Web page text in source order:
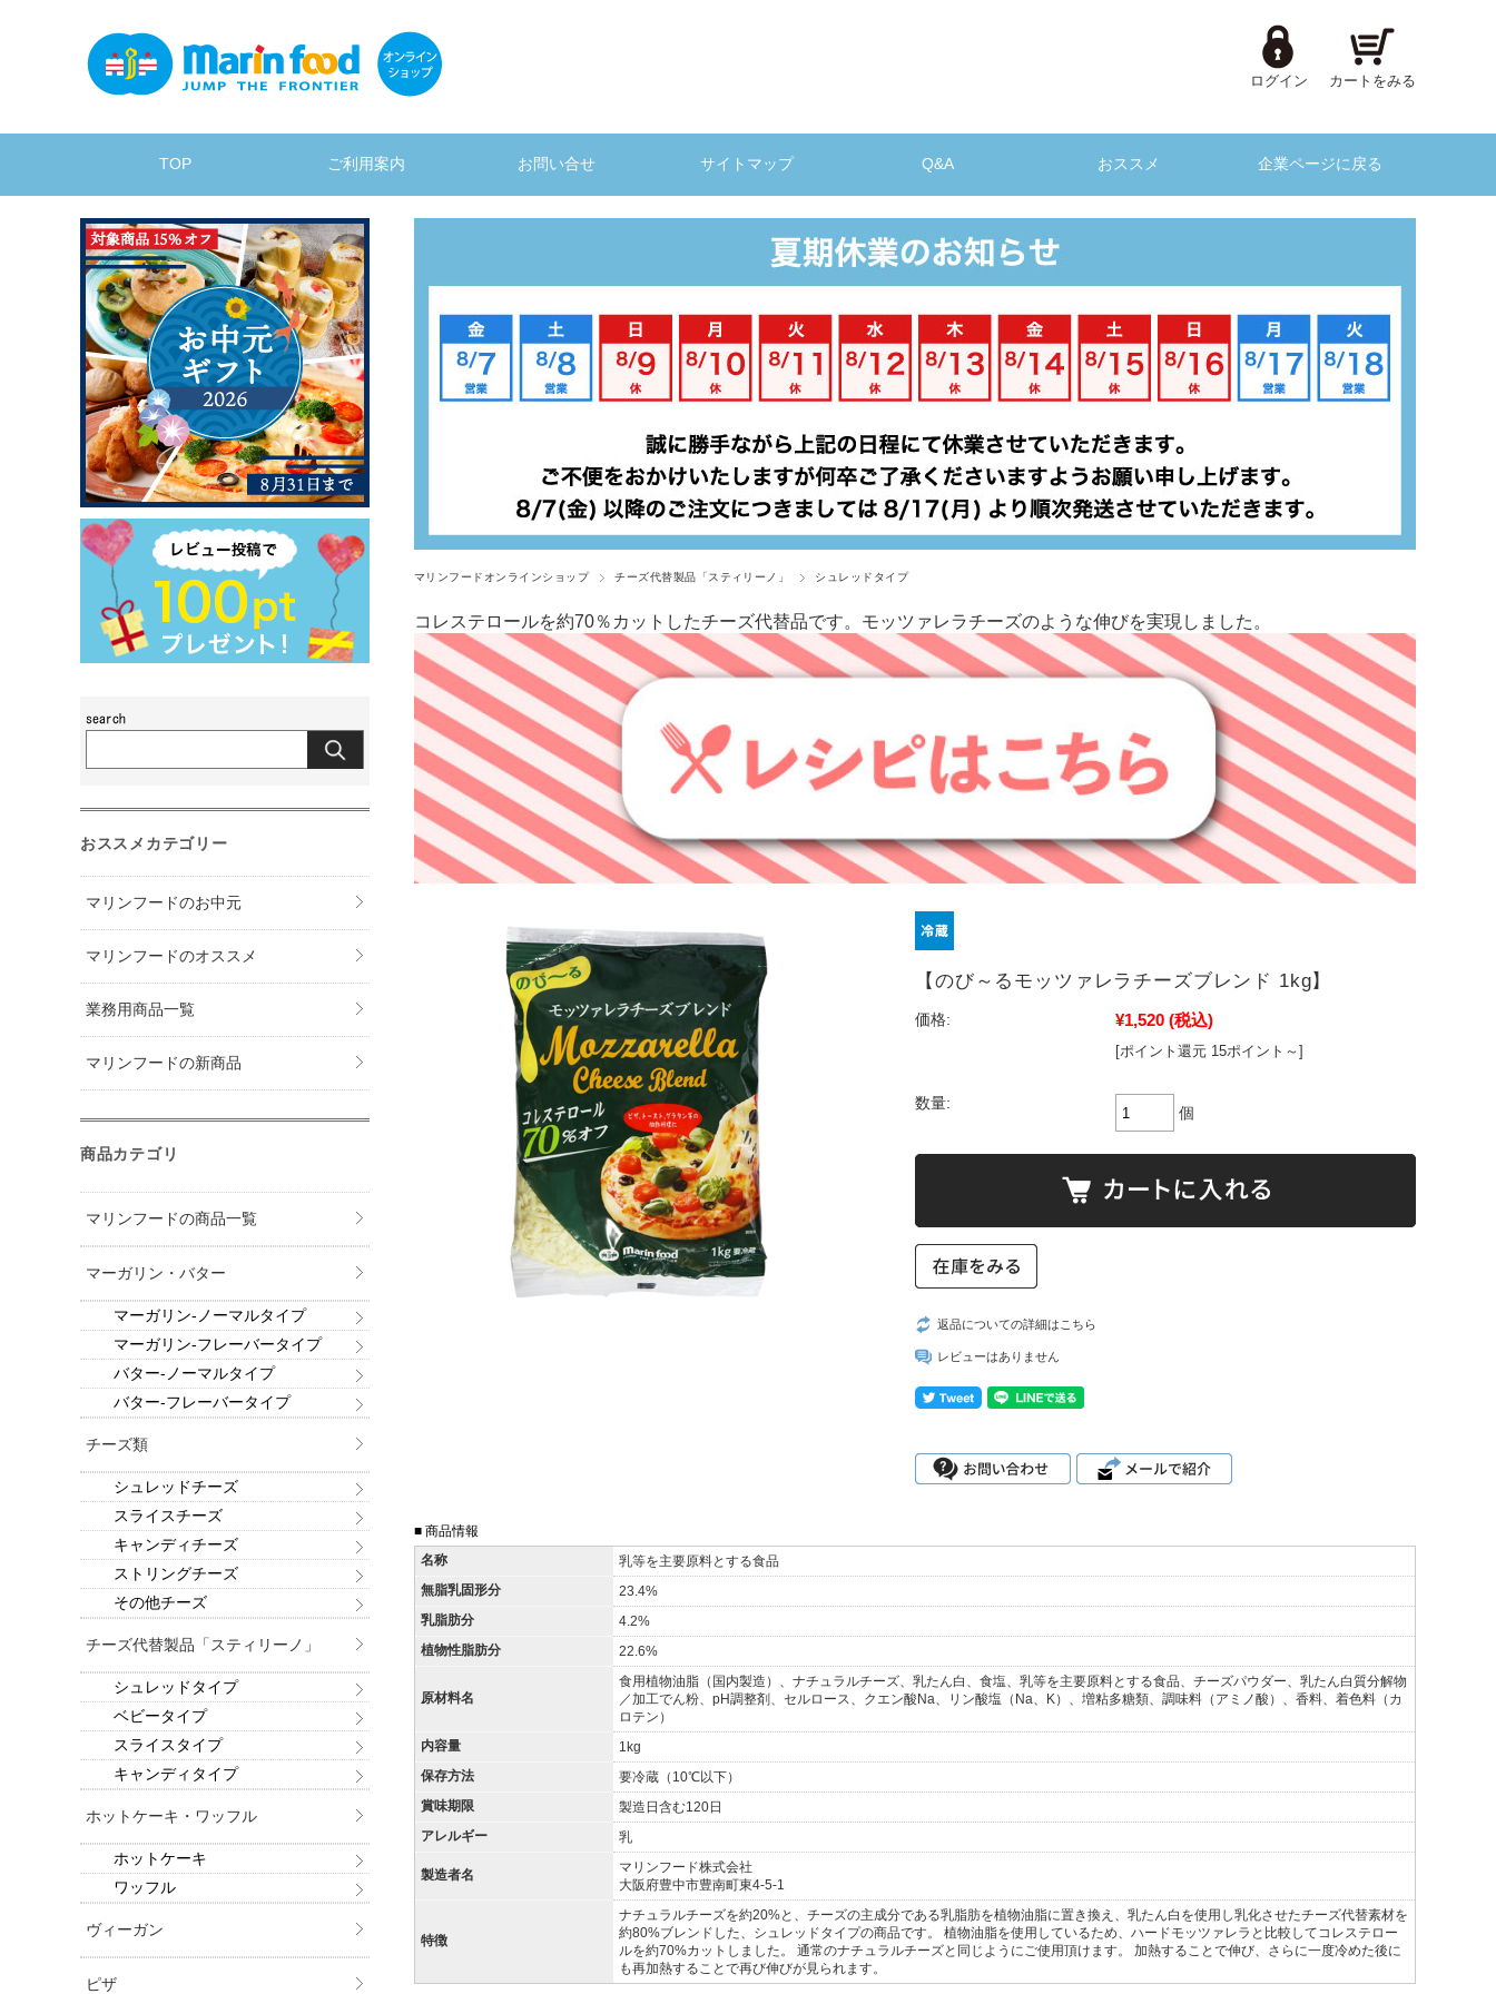
ログイン カートをみる
TOP ご利用案内 お問い合せ サイトマップ Q&A おススメ 企業ページに戻る
マリンフードオンラインショップ チーズ代替製品「スティリーノ」 シュレッドタイプ
コレステロールを約70％カットしたチーズ代替品です。モッツァレラチーズのような伸びを実現しました。
【のび～るモッツァレラチーズブレンド 1kg】
価格: ¥1,520 (税込)
[ポイント還元 15ポイント～]
数量:
個
返品についての詳細はこちら
レビューはありません
■ 商品情報
名称
乳等を主要原料とする食品
無脂乳固形分
23.4%
乳脂肪分
4.2%
植物性脂肪分
22.6%
原材料名
食用植物油脂（国内製造）、ナチュラルチーズ、乳たん白、食塩、乳等を主要原料とする食品、チーズパウダー、乳たん白質分解物
／加工でん粉、pH調整剤、セルロース、クエン酸Na、リン酸塩（Na、K）、増粘多糖類、調味料（アミノ酸）、香料、着色料（カ
ロテン）
内容量
1kg
保存方法
要冷蔵（10℃以下）
賞味期限
製造日含む120日
アレルギー
乳
製造者名
マリンフード株式会社
大阪府豊中市豊南町東4-5-1
特徴
ナチュラルチーズを約20%と、チーズの主成分である乳脂肪を植物油脂に置き換え、乳たん白を使用し乳化させたチーズ代替素材を
約80%ブレンドした、シュレッドタイプの商品です。 植物油脂を使用しているため、ハードモッツァレラと比較してコレステロー
ルを約70%カットしました。 通常のナチュラルチーズと同じようにご使用頂けます。 加熱することで伸び、さらに一度冷めた後に
も再加熱することで再び伸びが見られます。
おススメカテゴリー
マリンフードのお中元
マリンフードのオススメ
業務用商品一覧
マリンフードの新商品
商品カテゴリ
マリンフードの商品一覧
マーガリン・バター
マーガリン-ノーマルタイプ
マーガリン-フレーバータイプ
バター-ノーマルタイプ
バター-フレーバータイプ
チーズ類
シュレッドチーズ
スライスチーズ
キャンディチーズ
ストリングチーズ
その他チーズ
チーズ代替製品「スティリーノ」
シュレッドタイプ
ベビータイプ
スライスタイプ
キャンディタイプ
ホットケーキ・ワッフル
ホットケーキ
ワッフル
ヴィーガン
ピザ